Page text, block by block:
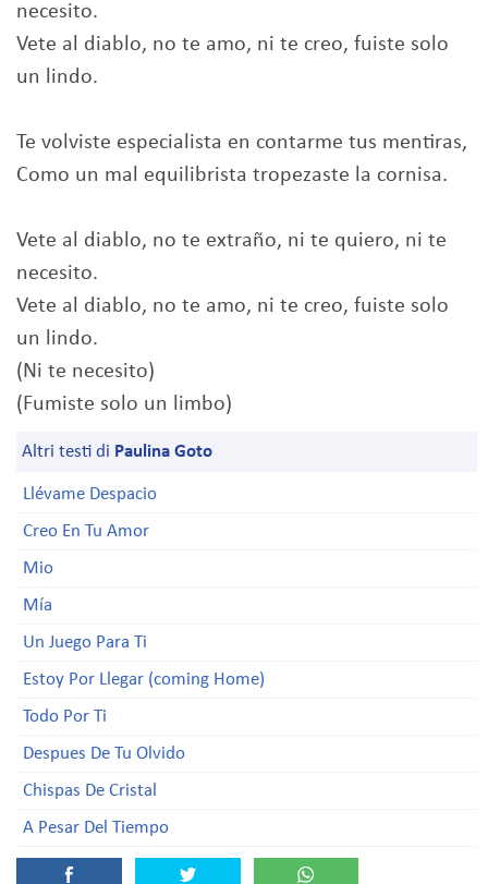
necesito.
Vete al diablo, no te amo, ni te creo, fuiste solo
un lindo.
Te volviste especialista en contarme tus mentiras,
Como un mal equilibrista tropezaste la cornisa.
Vete al diablo, no te extraño, ni te quiero, ni te
necesito.
Vete al diablo, no te amo, ni te creo, fuiste solo
un lindo.
(Ni te necesito)
(Fumiste solo un limbo)
Altri testi di Paulina Goto
Llévame Despacio
Creo En Tu Amor
Mio
Mía
Un Juego Para Ti
Estoy Por Llegar (coming Home)
Todo Por Ti
Despues De Tu Olvido
Chispas De Cristal
A Pesar Del Tiempo